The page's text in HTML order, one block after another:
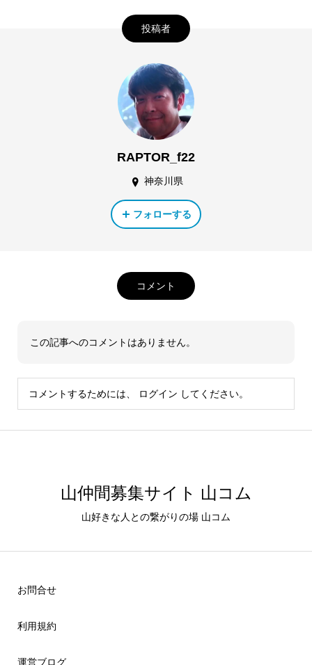
投稿者
RAPTOR_f22
神奈川県
フォローする
コメント
この記事へのコメントはありません。
コメントするためには、 ログイン してください。
山仲間募集サイト 山コム
山好きな人との繋がりの場 山コム
お問合せ
利用規約
運営ブログ